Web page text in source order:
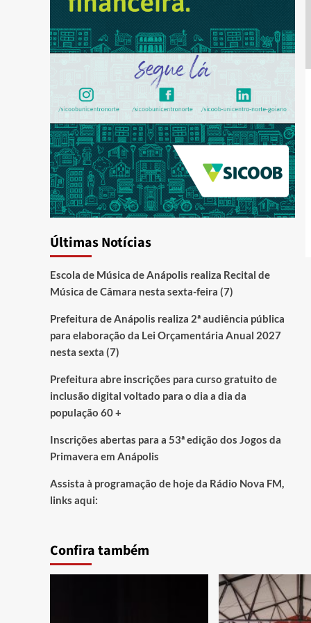
Últimas Notícias
Escola de Música de Anápolis realiza Recital de
Música de Câmara nesta sexta-feira (7)
Prefeitura de Anápolis realiza 2ª audiência pública
para elaboração da Lei Orçamentária Anual 2027
nesta sexta (7)
Prefeitura abre inscrições para curso gratuito de
inclusão digital voltado para o dia a dia da
população 60 +
Inscrições abertas para a 53ª edição dos Jogos da
Primavera em Anápolis
Assista à programação de hoje da Rádio Nova FM,
links aqui:
Confira também